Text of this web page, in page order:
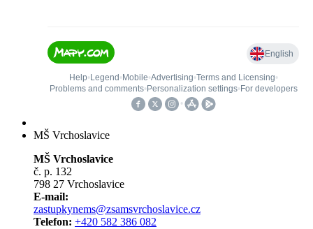
MŠ Vrchoslavice
MŠ Vrchoslavice
č. p. 132
798 27 Vrchoslavice
E-mail:
zastupkynems@zsamsvrchoslavice.cz
Telefon: +420 582 386 082